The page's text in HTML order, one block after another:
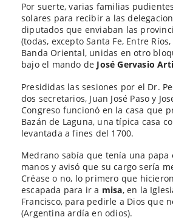
Por suerte, varias familias
solares para recibir a las
diputados que enviaban las
(todas, excepto Santa Fe, Entre
Banda Oriental, unidas en otro
bajo el mando de José Gervasio
Presididas las sesiones por el Dr.
dos secretarios, Juan José Paso y
Congreso funcionó en la casa que
Bazán de Laguna, una típica casa
levantada a fines del 1700.
Medrano sabía que tenía una papa
manos y avisó que su cargo sería
Créase o no, lo primero que
escapada para ir a misa, en la
Francisco, para pedirle a Dios que
(Argentina ardía en odios).